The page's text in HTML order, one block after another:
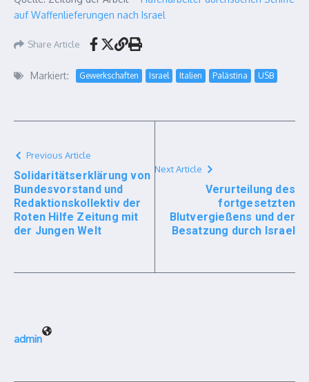
auf Waffenlieferungen nach Israel
Share Article
Markiert: Gewerkschaften Israel Italien Palästina USB
Previous Article
Solidaritätserklärung von
Bundesvorstand und
Redaktionskollektiv der
Roten Hilfe Zeitung mit
der Jungen Welt
Next Article
Verurteilung des
fortgesetzten
Blutvergießens und der
Besatzung durch Israel
admin